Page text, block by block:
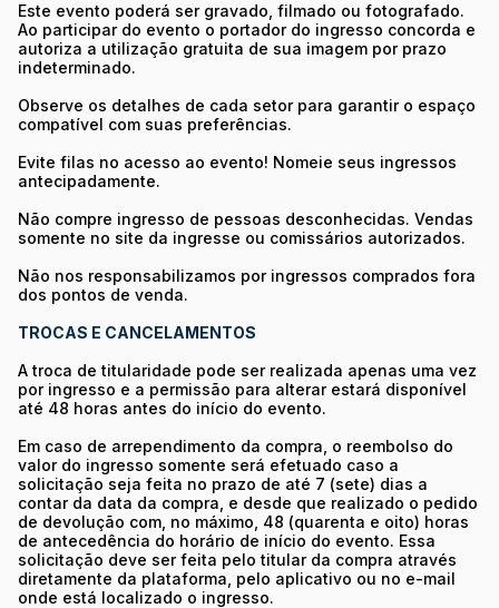
Este evento poderá ser gravado, filmado ou fotografado.
Ao participar do evento o portador do ingresso concorda e
autoriza a utilização gratuita de sua imagem por prazo
indeterminado.
Observe os detalhes de cada setor para garantir o espaço
compatível com suas preferências.
Evite filas no acesso ao evento! Nomeie seus ingressos
antecipadamente.
Não compre ingresso de pessoas desconhecidas. Vendas
somente no site da ingresse ou comissários autorizados.
Não nos responsabilizamos por ingressos comprados fora
dos pontos de venda.
TROCAS E CANCELAMENTOS
A troca de titularidade pode ser realizada apenas uma vez
por ingresso e a permissão para alterar estará disponível
até 48 horas antes do início do evento.
Em caso de arrependimento da compra, o reembolso do
valor do ingresso somente será efetuado caso a
solicitação seja feita no prazo de até 7 (sete) dias a
contar da data da compra, e desde que realizado o pedido
de devolução com, no máximo, 48 (quarenta e oito) horas
de antecedência do horário de início do evento. Essa
solicitação deve ser feita pelo titular da compra através
diretamente da plataforma, pelo aplicativo ou no e-mail
onde está localizado o ingresso.